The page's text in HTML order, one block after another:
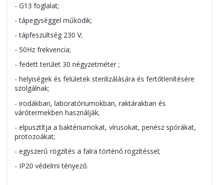
- G13 foglalat;
- tápegységgel működik;
- tápfeszültség 230 V;
- 50Hz frekvencia;
- fedett terület 30 négyzetméter ;
- helyiségek és felületek sterilizálására és fertőtlenítésére
szolgálnak;
- irodákban, laboratóriumokban, raktárakban és
várótermekben használják;
- elpusztítja a baktériumokat, vírusokat, penész spórákat,
protozoákat;
- egyszerű rögzítés a falra történő rögzítéssel;
- IP20 védelmi tényező.